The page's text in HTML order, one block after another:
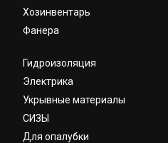
Хозинвентарь
Фанера
Гидроизоляция
Электрика
Укрывные материалы
СИЗЫ
Для опалубки